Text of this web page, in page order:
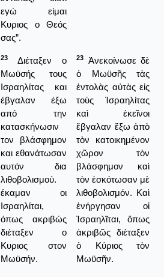
εγώ είμαι
Κυριος ο Θεός
σας”.
23
Διέταξεν ο
Μωϋσής τους
Ισραηλίτας και
έβγαλαν έξω
από την
κατασκήνωσιν
τον βλάσφημον
και εθανάτωσαν
αυτόν δια
λιθοβολισμού.
έκαμαν οι
Ισραηλίται,
όπως ακριβώς
διέταξεν ο
Κυριος στον
Μωϋσήν.
23
Ἀνεκοίνωσε δὲ
ὁ Μωϋσῆς τὰς
ἐντολὰς αὐτὰς εἰς
τοὺς Ἰσραηλίτας
καὶ ἐκεῖνοι
ἔβγαλαν ἔξω ἀπὸ
τὸν κατοικημένον
χῶρον τὸν
βλάσφημον καὶ
τὸν ἐσκότωσαν μὲ
λιθοβολισμόν. Καὶ
ἐνήργησαν οἱ
Ἰσραηλῖται, ὅπως
ἀκριβῶς διέταξεν
ὁ Κύριος τὸν
Μωϋσῆν.